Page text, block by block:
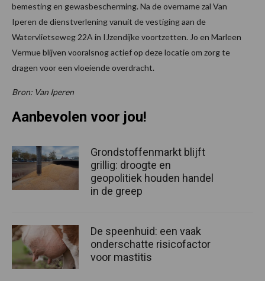
bemesting en gewasbescherming. Na de overname zal Van
Iperen de dienstverlening vanuit de vestiging aan de
Watervlietseweg 22A in IJzendijke voortzetten. Jo en Marleen
Vermue blijven vooralsnog actief op deze locatie om zorg te
dragen voor een vloeiende overdracht.
Bron: Van Iperen
Aanbevolen voor jou!
Grondstoffenmarkt blijft
grillig: droogte en
geopolitiek houden handel
in de greep
De speenhuid: een vaak
onderschatte risicofactor
voor mastitis